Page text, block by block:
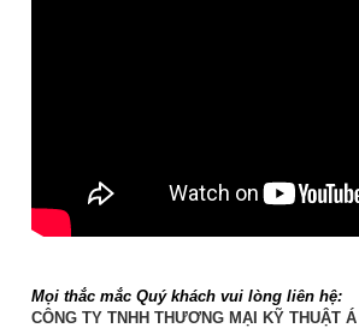
Mọi thắc mắc Quý khách vui lòng liên hệ:
CÔNG TY TNHH THƯƠNG MẠI KỸ THUẬT